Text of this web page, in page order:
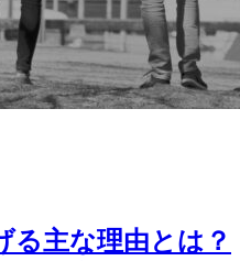
る主な理由とは？